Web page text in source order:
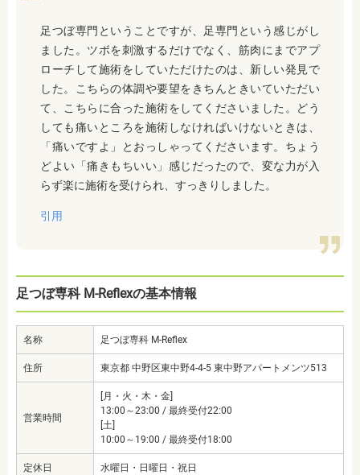
足つぼ専門ということですが、足専門という感じがし
ました。ツボを刺激するだけでなく、筋肉にまでアプ
ローチして施術をしていただけたのは、新しい発見で
した。こちらの体調や要望をきちんときいていただい
て、こちらに合った施術をしてくださいました。どう
しても痛いところを施術しなければいけないときは、
「痛いですよ」とおっしゃってくださいます。ちょう
どよい「痛きもちいい」感じだったので、変な力が入
らず楽に施術を受けられ、すっきりしました。
引用
足つぼ専科 M-Reflexの基本情報
名称 足つぼ専科 M-Reflex
住所 東京都 中野区東中野4-4-5 東中野アパートメンツ513
営業時間
[月・火・木・金]
13:00～23:00 / 最終受付22:00
[土]
10:00～19:00 / 最終受付18:00
定休日 水曜日・日曜日・祝日